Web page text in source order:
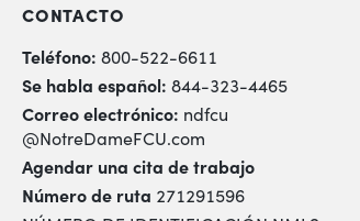
CONTACTO
Teléfono: 800-522-6611
Se habla español: 844-323-4465
Correo electrónico: ndfcu
@NotreDameFCU.com
Agendar una cita de trabajo
Número de ruta 271291596